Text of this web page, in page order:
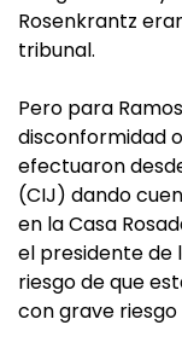
Rosenkrantz
tribunal.
Pero para
disconformidad
efectuaron
(CIJ) dando
en la Casa
el presidente de
riesgo de que
con grave riesgo